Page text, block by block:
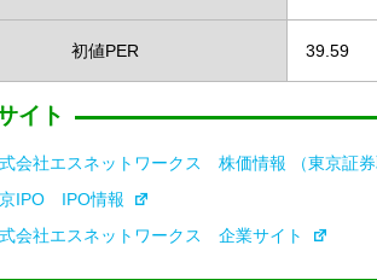
初値PER 39.59
イト
会社エスネットワークス 株価情報 （東京証券
IPO IPO情報
会社エスネットワークス 企業サイト